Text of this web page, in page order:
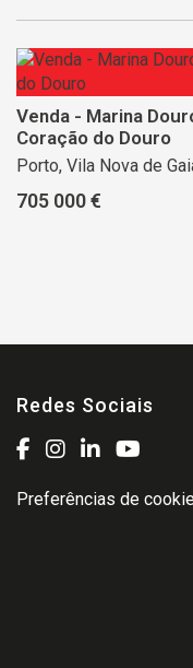
Venda - Marina
Coração do Douro
Porto, Vila Nova de
705 000 €
Redes Sociais
Preferências de